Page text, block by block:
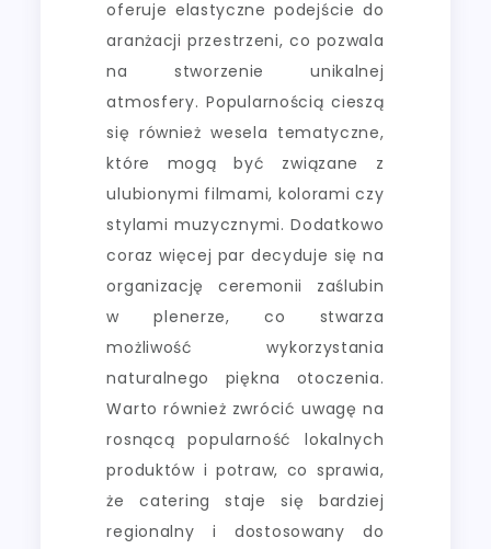
oferuje elastyczne podejście do
aranżacji przestrzeni, co pozwala
na stworzenie unikalnej
atmosfery. Popularnością cieszą
się również wesela tematyczne,
które mogą być związane z
ulubionymi filmami, kolorami czy
stylami muzycznymi. Dodatkowo
coraz więcej par decyduje się na
organizację ceremonii zaślubin
w plenerze, co stwarza
możliwość wykorzystania
naturalnego piękna otoczenia.
Warto również zwrócić uwagę na
rosnącą popularność lokalnych
produktów i potraw, co sprawia,
że catering staje się bardziej
regionalny i dostosowany do